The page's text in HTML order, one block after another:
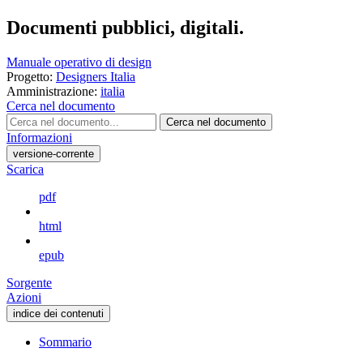
Documenti pubblici, digitali.
Manuale operativo di design
Progetto: Designers Italia
Amministrazione: italia
Cerca nel documento
Cerca nel documento
Informazioni
versione-corrente
Scarica
pdf
html
epub
Sorgente
Azioni
indice dei contenuti
Sommario